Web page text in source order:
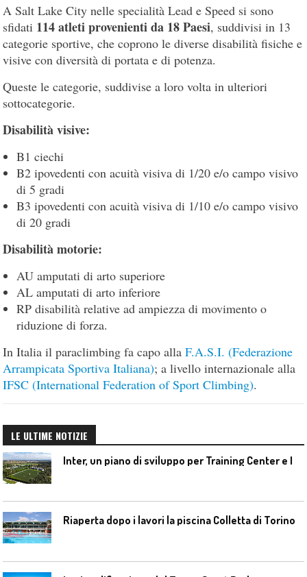
A Salt Lake City nelle specialità Lead e Speed si sono
sfidati 114 atleti provenienti da 18 Paesi, suddivisi in 13
categorie sportive, che coprono le diverse disabilità fisiche e
visive con diversità di portata e di potenza.
Queste le categorie, suddivise a loro volta in ulteriori
sottocategorie.
Disabilità visive:
B1 ciechi
B2 ipovedenti con acuità visiva di 1/20 e/o campo visivo
di 5 gradi
B3 ipovedenti con acuità visiva di 1/10 e/o campo visivo
di 20 gradi
Disabilità motorie:
AU amputati di arto superiore
AL amputati di arto inferiore
RP disabilità relative ad ampiezza di movimento o
riduzione di forza.
In Italia il paraclimbing fa capo allaF.A.S.I. (Federazione
Arrampicata Sportiva Italiana); a livello internazionale alla
IFSC (International Federation of Sport Climbing).
LE ULTIME NOTIZIE
Riaperta dopo i lavori la piscina Colletta di Torino